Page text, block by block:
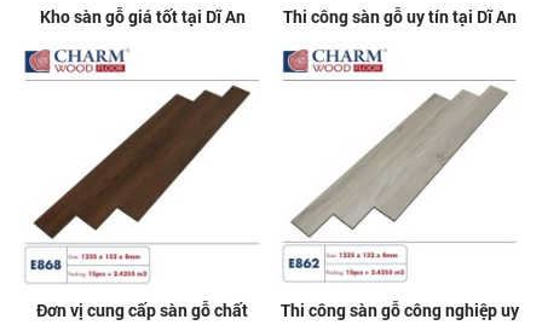
Kho sàn gỗ giá tốt tại Dĩ An Thi công sàn gỗ uy tín tại Dĩ An
Đơn vị cung cấp sàn gỗ chất
Thi công sàn gỗ công nghiệp uy